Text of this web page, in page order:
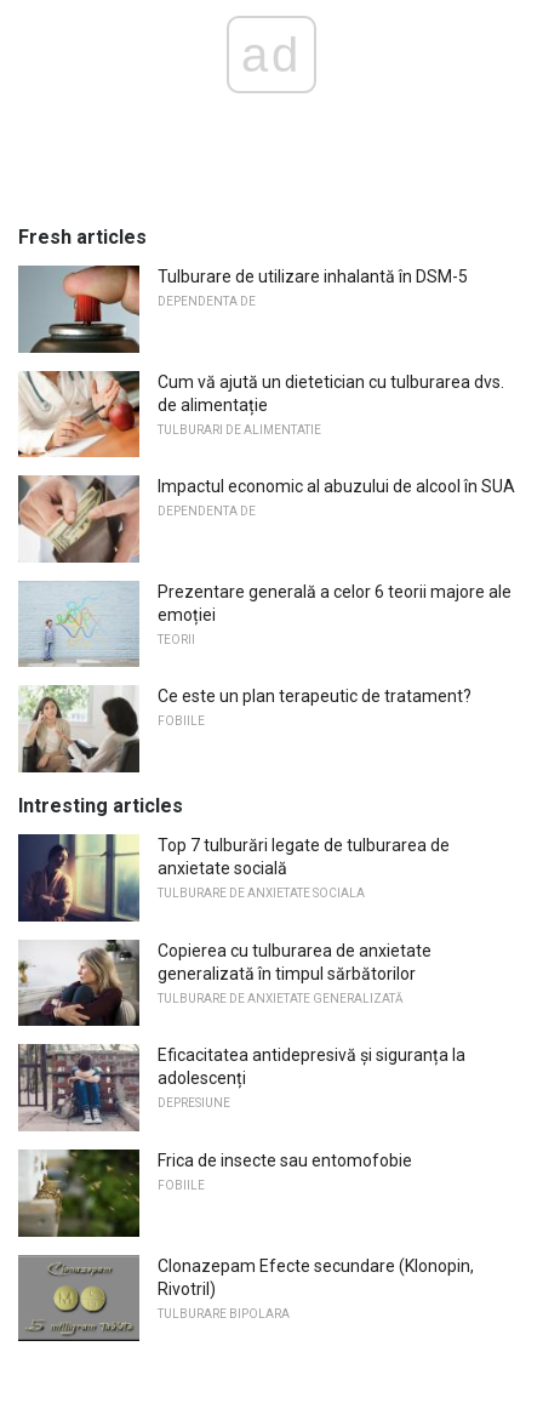
ad
Fresh articles
Tulburare de utilizare inhalantă în DSM-5
DEPENDENTA DE
Cum vă ajută un dietetician cu tulburarea dvs.
de alimentație
TULBURARI DE ALIMENTATIE
Impactul economic al abuzului de alcool în SUA
DEPENDENTA DE
Prezentare generală a celor 6 teorii majore ale
emoției
TEORII
Ce este un plan terapeutic de tratament?
FOBIILE
Intresting articles
Top 7 tulburări legate de tulburarea de
anxietate socială
TULBURARE DE ANXIETATE SOCIALA
Copierea cu tulburarea de anxietate
generalizată în timpul sărbătorilor
TULBURARE DE ANXIETATE GENERALIZATĂ
Eficacitatea antidepresivă și siguranța la
adolescenți
DEPRESIUNE
Frica de insecte sau entomofobie
FOBIILE
Clonazepam Efecte secundare (Klonopin,
Rivotril)
TULBURARE BIPOLARA